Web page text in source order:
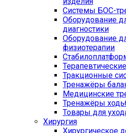
Системы БОС-
Оборудование
диагностики
Оборудование
физиотерапии
Тракционные
Тренажёры
Медицинские
Тренажёры
Товары для
Хирургия
Хирургическое